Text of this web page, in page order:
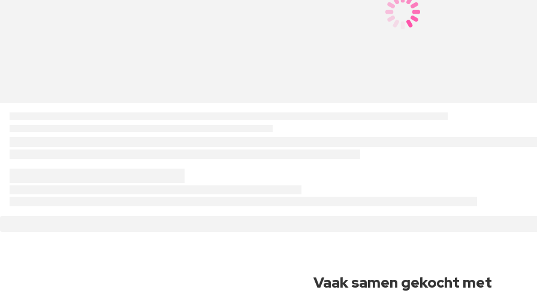
Vaak samen gekocht met